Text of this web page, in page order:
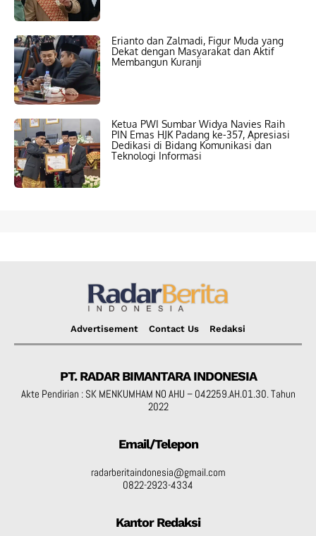
Erianto dan Zalmadi, Figur Muda yang
Dekat dengan Masyarakat dan Aktif
Membangun Kuranji
Ketua PWI Sumbar Widya Navies Raih
PIN Emas HJK Padang ke-357, Apresiasi
Dedikasi di Bidang Komunikasi dan
Teknologi Informasi
Advertisement Contact Us Redaksi
PT. RADAR BIMANTARA INDONESIA
Akte Pendirian : SK MENKUMHAM NO AHU – 042259.AH.01.30. Tahun
2022
Email/Telepon
radarberitaindonesia@gmail.com
0822-2923-4334
Kantor Redaksi